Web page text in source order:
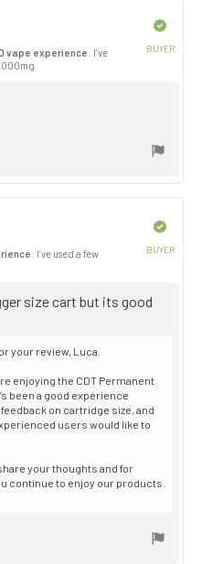
vape experience: I’ve
BUYER
: I’ve used a few
BUYER
size cart but its good
your review, Luca.
enjoying the CDT Permanent
been a good experience
on cartridge size, and
users would like to
your thoughts and for
continue to enjoy our products.